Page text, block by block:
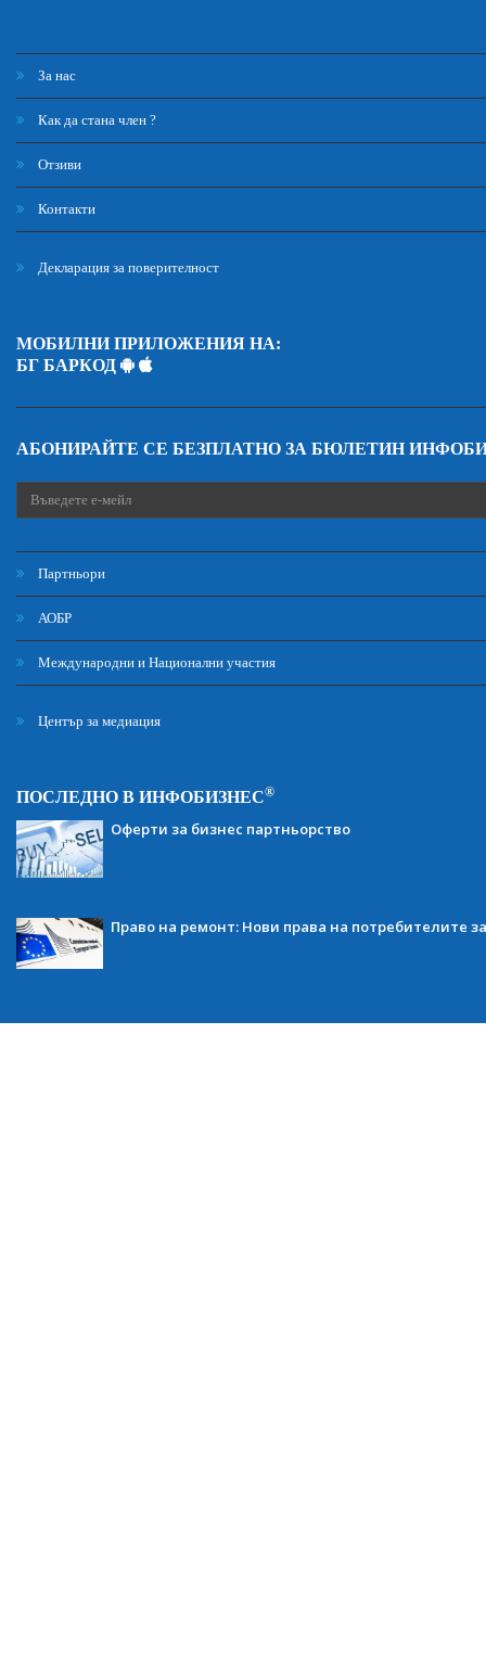
За нас
Как да стана член ?
Отзиви
Контакти
Декларация за поверителност
МОБИЛНИ ПРИЛОЖЕНИЯ НА:
БГ БАРКОД
АБОНИРАЙТЕ СЕ БЕЗПЛАТНО ЗА БЮЛЕТИН
Партньори
АОБР
Международни и Национални участия
Център за медиация
ПОСЛЕДНО В ИНФОБИЗНЕС®
Оферти за бизнес партньорство
Право на ремонт: Нови права на потребителите